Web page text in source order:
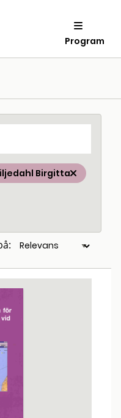
Program
Birgitta